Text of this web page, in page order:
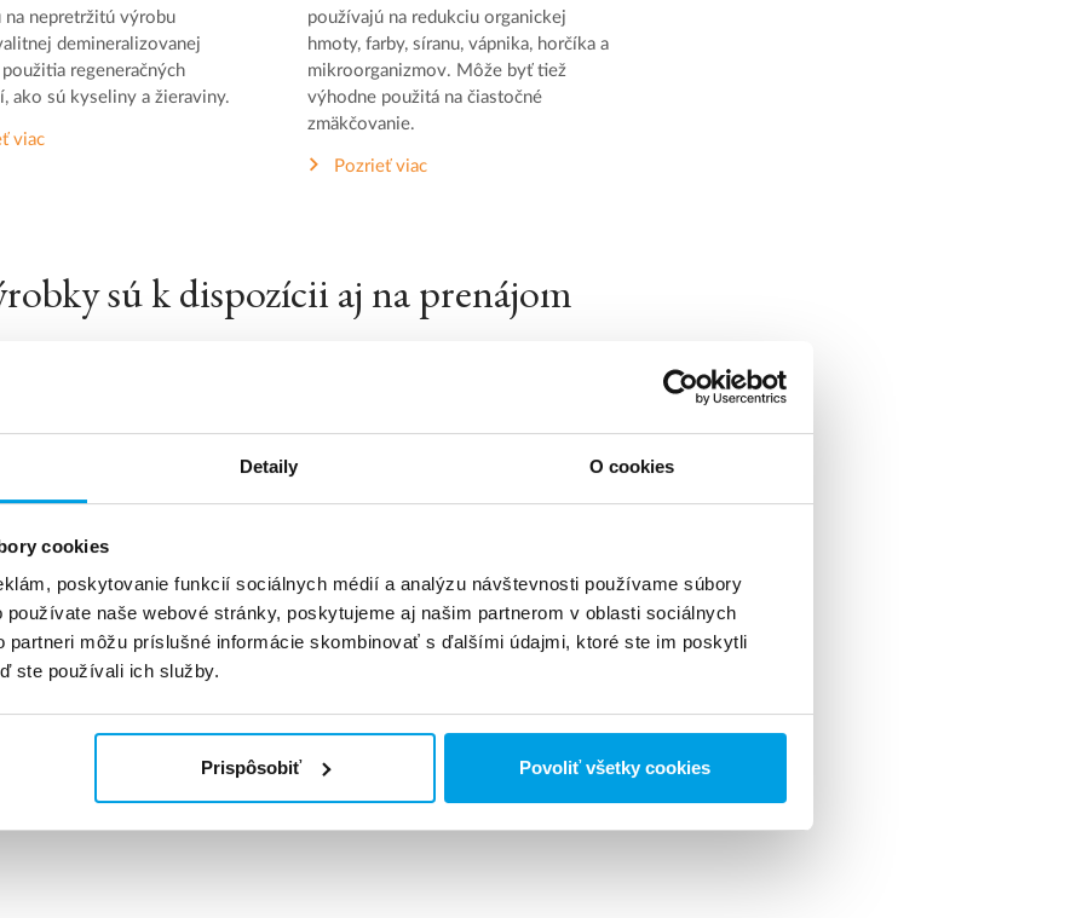
Detaily O cookies
cookies
poskytovanie funkcií sociálnych médií a analýzu návštevnosti používame súbory
naše webové stránky, poskytujeme aj našim partnerom v oblasti sociálnych
partneri môžu príslušné informácie skombinovať s ďalšími údajmi, ktoré ste im poskytli
ste používali ich služby.
Prispôsobiť Povoliť všetky cookies
na nepretržitú výrobu
demineralizovanej
regeneračných
ako sú kyseliny a žieraviny.
viac
používajú na redukciu organickej
hmoty, farby, síranu, vápnika, horčíka a
mikroorganizmov. Môže byť tiež
výhodne použitá na čiastočné
zmäkčovanie.
Pozrieť viac
sú k dispozícii aj na prenájom
zariadenie na
osmózu |
úpravňa vody na
demineralizovanej
Prietok do 2 m3 / h
Demineralizácia v
kontajneri PRENÁJOM
demineralizovanej vody.
Prietok do 20 m3 / h.